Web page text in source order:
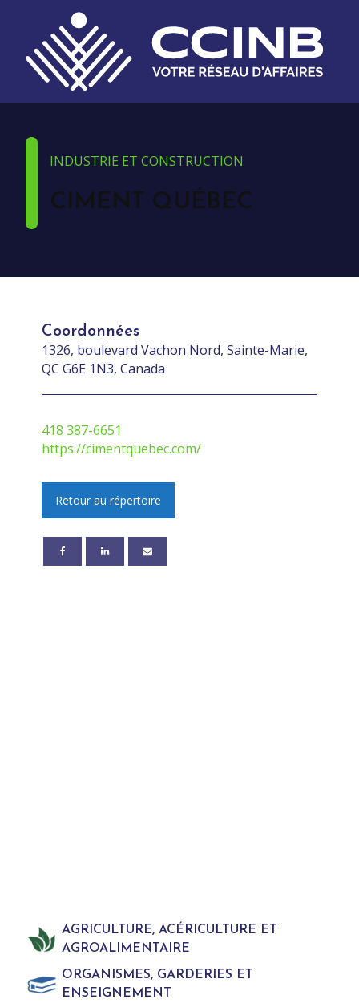
INDUSTRIE ET CONSTRUCTION
CIMENT QUÉBEC
Coordonnées
1326, boulevard Vachon Nord, Sainte-Marie,
QC G6E 1N3, Canada
418 387-6651
https://cimentquebec.com/
Retour au répertoire
AGRICULTURE, ACÉRICULTURE ET
AGROALIMENTAIRE
ORGANISMES, GARDERIES ET
ENSEIGNEMENT